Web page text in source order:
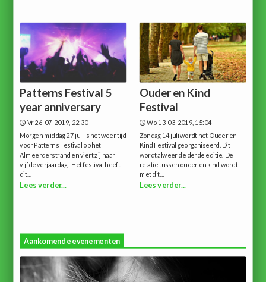
Patterns Festival 5
year anniversary
Vr 26-07-2019, 22:30
Morgen middag 27 juli is het weer tijd
voor Patterns Festival op het
Almeerderstrand en viert zij haar
vijfde verjaardag! Het festival heeft
dit...
Lees verder...
Ouder en Kind
Festival
Wo 13-03-2019, 15:04
Zondag 14 juli wordt het Ouder en
Kind Festival georganiseerd. Dit
wordt alweer de derde editie. De
relatie tussen ouder en kind wordt
met dit...
Lees verder...
Aankomende evenementen